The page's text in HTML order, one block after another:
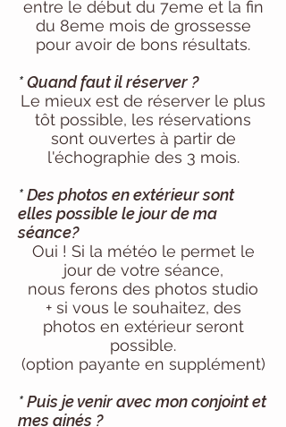
entre le début du 7eme et la fin
du 8eme mois de grossesse
pour avoir de bons résultats.
*Quand faut il réserver ?
Le mieux est de réserver le plus
tôt possible, les réservations
sont ouvertes à partir de
l'échographie des 3 mois.
*Des photos enextérieursont
elles possiblele jour de ma
séance?
Oui ! Si la météo le permet le
jour de votre séance,
nous ferons des photos studio
+ si vous le souhaitez, des
photos en extérieur seront
possible.
(option payante en supplément)
*Puis je venir avec mon conjoint et
mes ainés ?